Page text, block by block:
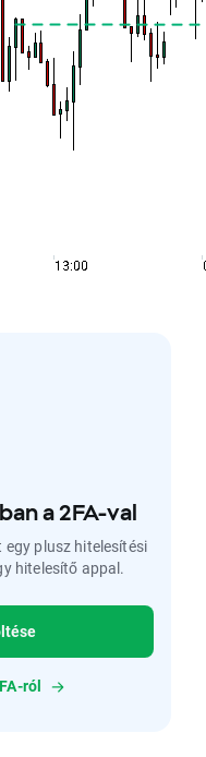
a 2FA-val
plusz hitelesítési
hitelesítő appal.
ról